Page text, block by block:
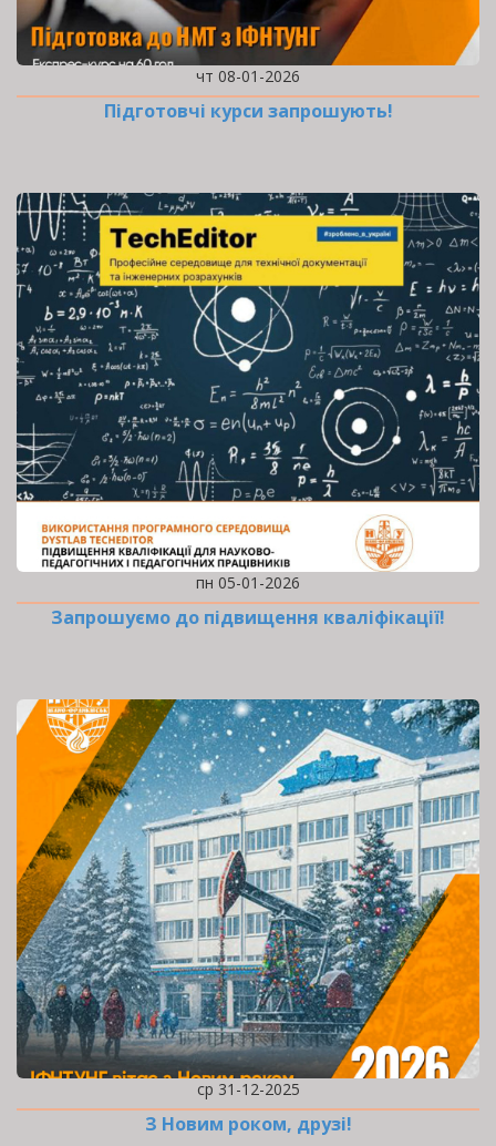
чт 08-01-2026
Підготовчі курси запрошують!
пн 05-01-2026
Запрошуємо до підвищення кваліфікації!
ср 31-12-2025
З Новим роком, друзі!